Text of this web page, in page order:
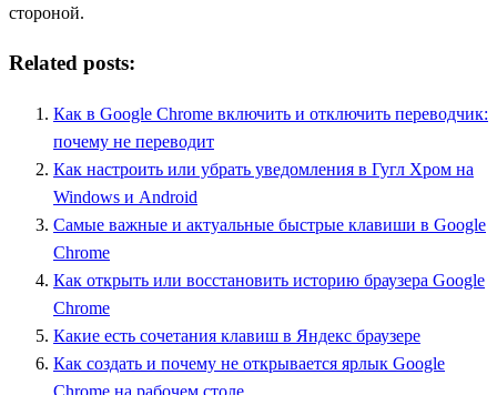
стороной.
Related posts:
Как в Google Chrome включить и отключить переводчик:
почему не переводит
Как настроить или убрать уведомления в Гугл Хром на
Windows и Android
Самые важные и актуальные быстрые клавиши в Google
Chrome
Как открыть или восстановить историю браузера Google
Chrome
Какие есть сочетания клавиш в Яндекс браузере
Как создать и почему не открывается ярлык Google
Chrome на рабочем столе